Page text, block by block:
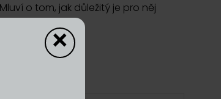
o tom, jak důležitý je pro něj
×